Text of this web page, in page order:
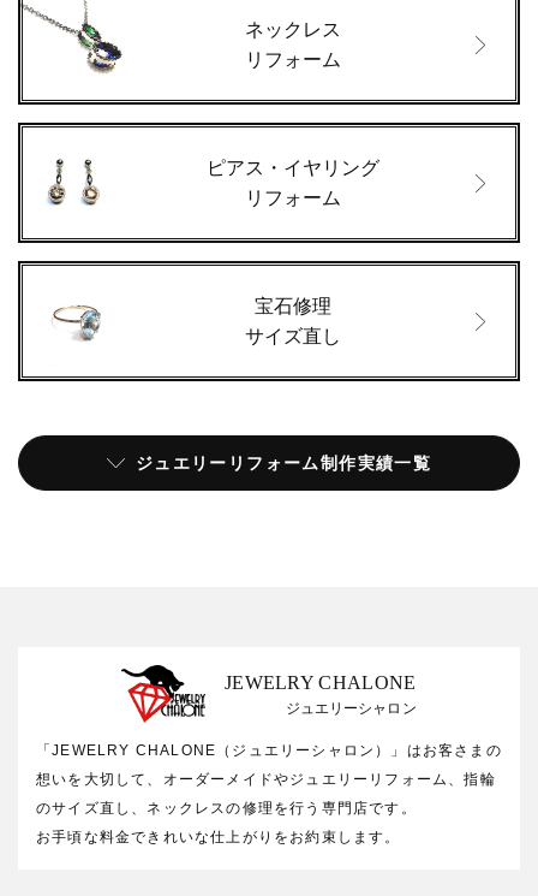
ネックレス
リフォーム
ピアス・イヤリング
リフォーム
宝石修理
サイズ直し
ジュエリーリフォーム制作実績一覧
JEWELRY CHALONE
ジュエリーシャロン
「JEWELRY CHALONE（ジュエリーシャロン）」はお客さまの
想いを大切して、オーダーメイドやジュエリーリフォーム、指輪
のサイズ直し、ネックレスの修理を行う専門店です。
お手頃な料金できれいな仕上がりをお約束します。